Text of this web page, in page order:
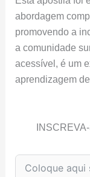
abordagem
promovendo a
a comunidade
acessível, é um
aprendizagem